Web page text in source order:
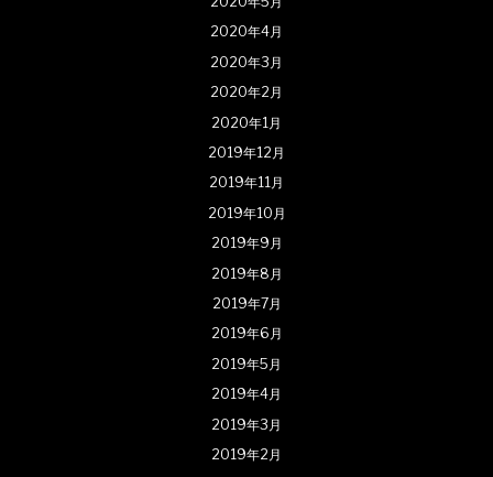
2020年4月
2020年3月
2020年2月
2020年1月
2019年12月
2019年11月
2019年10月
2019年9月
2019年8月
2019年7月
2019年6月
2019年5月
2019年4月
2019年3月
2019年2月